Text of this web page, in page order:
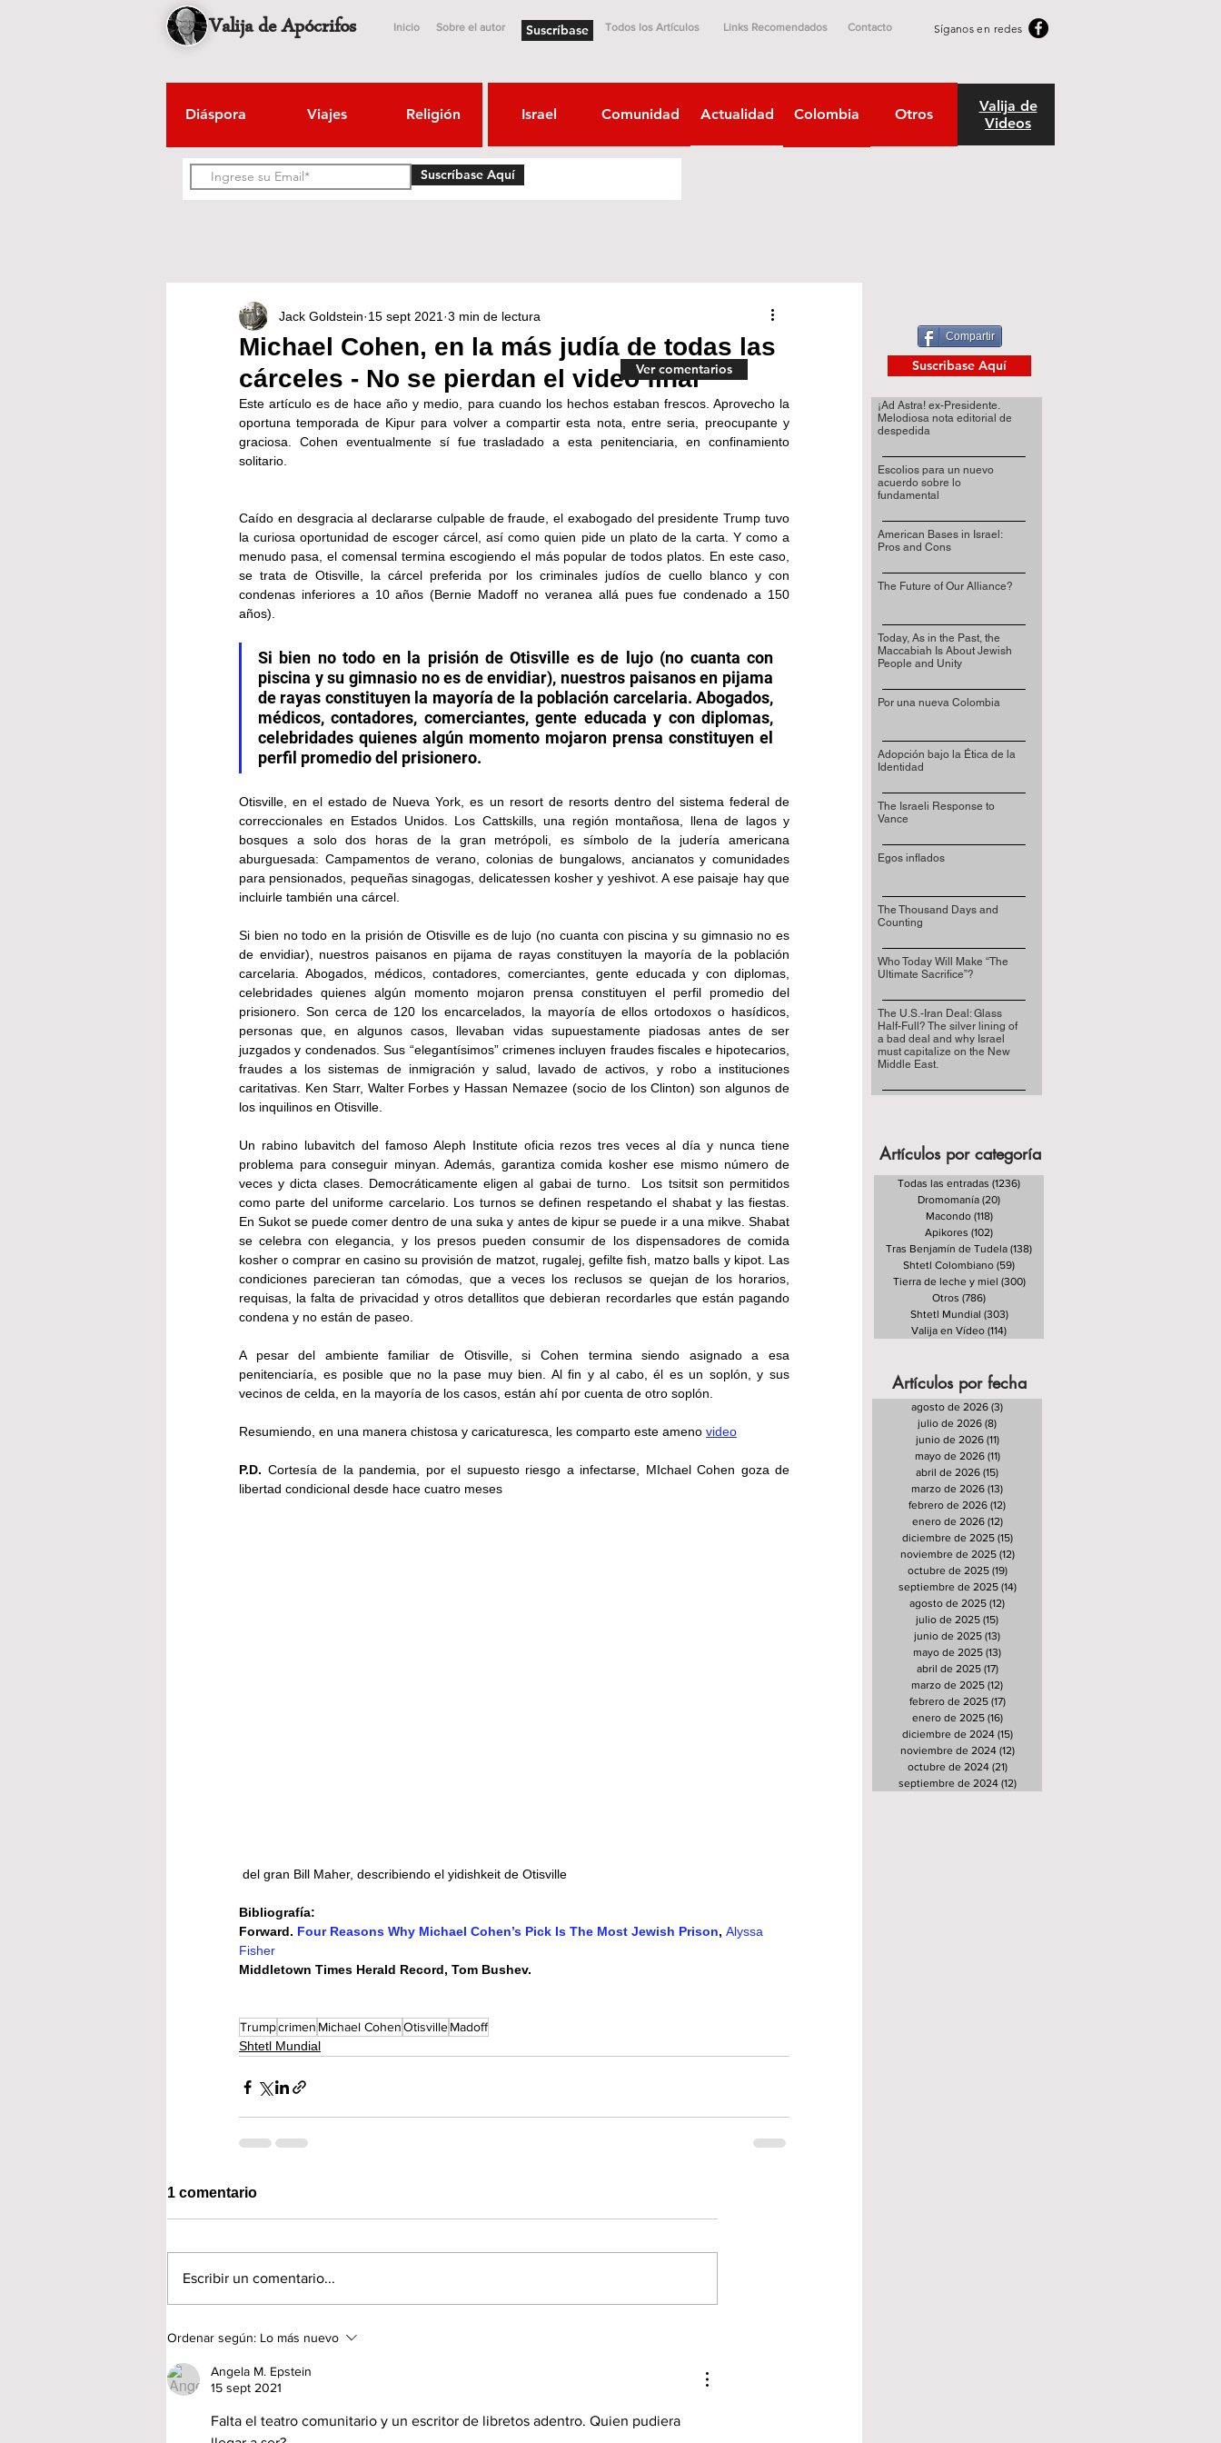
Valija de Apócrifos Inicio Sobre el autor Suscríbase Todos los Artículos Links Recomendados Contacto Síganos en redes
Diáspora Viajes Religión Israel Comunidad Actualidad Colombia Otros
Valija de
Videos
Suscríbase Aquí
Michael Cohen, en la más judía de todas las
cárceles - No se pierdan el video final
Jack Goldstein 15 sept 2021 3 min de lectura
Este artículo es de hace año y medio, para cuando los hechos estaban frescos. Aprovecho la
oportuna temporada de Kipur para volver a compartir esta nota, entre seria, preocupante y
graciosa. Cohen eventualmente sí fue trasladado a esta penitenciaria, en confinamiento
solitario.
Caído en desgracia al declararse culpable de fraude, el exabogado del presidente Trump tuvo
la curiosa oportunidad de escoger cárcel, así como quien pide un plato de la carta. Y como a
menudo pasa, el comensal termina escogiendo el más popular de todos platos. En este caso,
se trata de Otisville, la cárcel preferida por los criminales judíos de cuello blanco y con
condenas inferiores a 10 años (Bernie Madoff no veranea allá pues fue condenado a 150
años).
Si bien no todo en la prisión de Otisville es de lujo (no cuanta con
piscina y su gimnasio no es de envidiar), nuestros paisanos en pijama
de rayas constituyen la mayoría de la población carcelaria. Abogados,
médicos, contadores, comerciantes, gente educada y con diplomas,
celebridades quienes algún momento mojaron prensa constituyen el
perfil promedio del prisionero.
Otisville, en el estado de Nueva York, es un resort de resorts dentro del sistema federal de
correccionales en Estados Unidos. Los Cattskills, una región montañosa, llena de lagos y
bosques a solo dos horas de la gran metrópoli, es símbolo de la judería americana
aburguesada: Campamentos de verano, colonias de bungalows, ancianatos y comunidades
para pensionados, pequeñas sinagogas, delicatessen kosher y yeshivot. A ese paisaje hay que
incluirle también una cárcel.
Si bien no todo en la prisión de Otisville es de lujo (no cuanta con piscina y su gimnasio no es
de envidiar), nuestros paisanos en pijama de rayas constituyen la mayoría de la población
carcelaria. Abogados, médicos, contadores, comerciantes, gente educada y con diplomas,
celebridades quienes algún momento mojaron prensa constituyen el perfil promedio del
prisionero. Son cerca de 120 los encarcelados, la mayoría de ellos ortodoxos o hasídicos,
personas que, en algunos casos, llevaban vidas supuestamente piadosas antes de ser
juzgados y condenados. Sus “elegantísimos” crimenes incluyen fraudes fiscales e hipotecarios,
fraudes a los sistemas de inmigración y salud, lavado de activos, y robo a instituciones
caritativas. Ken Starr, Walter Forbes y Hassan Nemazee (socio de los Clinton) son algunos de
los inquilinos en Otisville.
Un rabino lubavitch del famoso Aleph Institute oficia rezos tres veces al día y nunca tiene
problema para conseguir minyan. Además, garantiza comida kosher ese mismo número de
veces y dicta clases. Democráticamente eligen al gabai de turno.  Los tsitsit son permitidos
como parte del uniforme carcelario. Los turnos se definen respetando el shabat y las fiestas.
En Sukot se puede comer dentro de una suka y antes de kipur se puede ir a una mikve. Shabat
se celebra con elegancia, y los presos pueden consumir de los dispensadores de comida
kosher o comprar en casino su provisión de matzot, rugalej, gefilte fish, matzo balls y kipot. Las
condiciones parecieran tan cómodas, que a veces los reclusos se quejan de los horarios,
requisas, la falta de privacidad y otros detallitos que debieran recordarles que están pagando
condena y no están de paseo.
A pesar del ambiente familiar de Otisville, si Cohen termina siendo asignado a esa
penitenciaría, es posible que no la pase muy bien. Al fin y al cabo, él es un soplón, y sus
vecinos de celda, en la mayoría de los casos, están ahí por cuenta de otro soplón.
Resumiendo, en una manera chistosa y caricaturesca, les comparto este ameno video
P.D. Cortesía de la pandemia, por el supuesto riesgo a infectarse, MIchael Cohen goza de
libertad condicional desde hace cuatro meses
del gran Bill Maher, describiendo el yidishkeit de Otisville
Bibliografía:
Forward. Four Reasons Why Michael Cohen’s Pick Is The Most Jewish Prison, Alyssa
Fisher
Middletown Times Herald Record, Tom Bushev.
Trumpcrimen Michael CohenOtisvilleMadoff
Shtetl Mundial
1 comentario
Escribir un comentario...
Ordenar según: Lo más nuevo
Angela M. Epstein
15 sept 2021
Falta el teatro comunitario y un escritor de libretos adentro. Quien pudiera
Ver comentarios
Compartir
Suscribase Aquí
¡Ad Astra! ex-Presidente.
Melodiosa nota editorial de
despedida
Escolios para un nuevo
acuerdo sobre lo
fundamental
American Bases in Israel:
Pros and Cons
The Future of Our Alliance?
Today, As in the Past, the
Maccabiah Is About Jewish
People and Unity
Por una nueva Colombia
Adopción bajo la Ética de la
Identidad
The Israeli Response to
Vance
Egos inflados
The Thousand Days and
Counting
Who Today Will Make “The
Ultimate Sacrifice”?
The U.S.-Iran Deal: Glass
Half-Full? The silver lining of
a bad deal and why Israel
must capitalize on the New
Middle East.
Artículos por categoría
Todas las entradas (1236)
Dromomanía (20)
Macondo (118)118 entradas
Apikores (102)
Tras Benjamín de Tudela (138)
Shtetl Colombiano (59)
Tierra de leche y miel (300)300 entradas
Otros (786)
Shtetl Mundial (303)303 entradas
Valija en Vídeo (114)
Artículos por fecha
agosto de 2026 (3)
julio de 2026 (8)
junio de 2026 (11)11 entradas
mayo de 2026 (11)11 entradas
abril de 2026 (15)
marzo de 2026 (13)
febrero de 2026 (12)
enero de 2026 (12)12 entradas
diciembre de 2025 (15)15 entradas
noviembre de 2025 (12)12 entradas
octubre de 2025 (19)19 entradas
septiembre de 2025 (14)14 entradas
agosto de 2025 (12)
julio de 2025 (15)
junio de 2025 (13)
mayo de 2025 (13)
abril de 2025 (17)17 entradas
marzo de 2025 (12)
febrero de 2025 (17)17 entradas
enero de 2025 (16)16 entradas
diciembre de 2024 (15)15 entradas
noviembre de 2024 (12)12 entradas
octubre de 2024 (21)21 entradas
septiembre de 2024 (12)12 entradas